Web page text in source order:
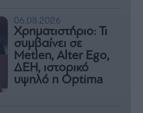
06.08.2026
Χρηματιστήριο: Τι
συμβαίνει σε
Metlen, Αlter Ego,
ΔΕΗ, ιστορικό
υψηλό η Optima